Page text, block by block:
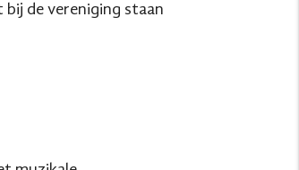
de vereniging staan